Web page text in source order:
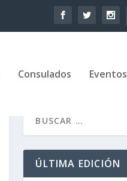
Consulados Eventos
ÚLTIMA EDICIÓN